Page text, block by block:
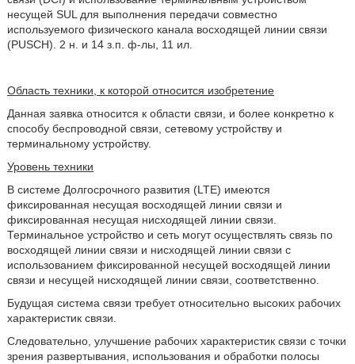
несущей SUL для выполнения передачи совместно
используемого физического канала восходящей линии связи
(PUSCH). 2 н. и 14 з.п. ф-лы, 11 ил.
Область техники, к которой относится изобретение
Данная заявка относится к области связи, и более конкретно к
способу беспроводной связи, сетевому устройству и
терминальному устройству.
Уровень техники
В системе Долгосрочного развития (LTE) имеются
фиксированная несущая восходящей линии связи и
фиксированная несущая нисходящей линии связи.
Терминальное устройство и сеть могут осуществлять связь по
восходящей линии связи и нисходящей линии связи с
использованием фиксированной несущей восходящей линии
связи и несущей нисходящей линии связи, соответственно.
Будущая система связи требует относительно высоких рабочих
характеристик связи.
Следовательно, улучшение рабочих характеристик связи с точки
зрения развертывания, использования и обработки полосы